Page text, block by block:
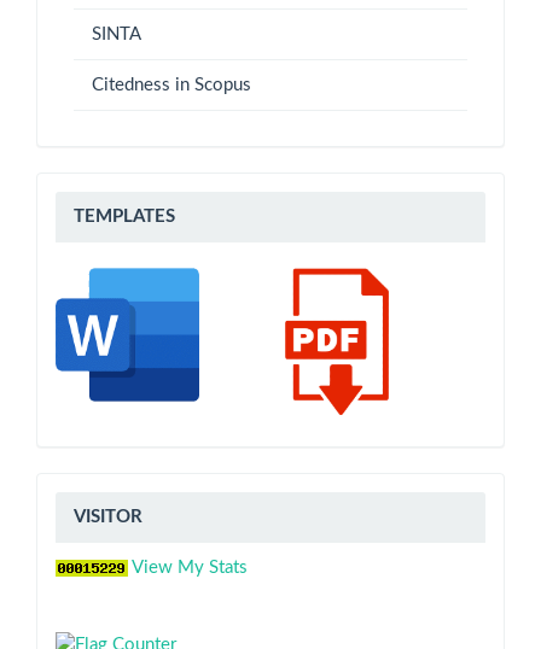
SINTA
Citedness in Scopus
Templates
TEMPLATES
VISITOR
VISITOR
View My Stats